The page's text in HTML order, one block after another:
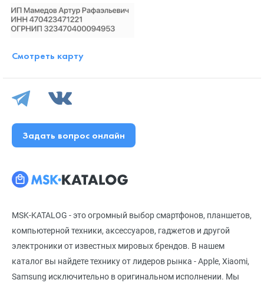
MSK-KATALOG - это огромный выбор смартфонов, планшетов,
компьютерной техники, аксессуаров, гаджетов и другой
электроники от известных мировых брендов. В нашем
каталог вы найдете технику от лидеров рынка - Apple, Xiaomi,
Samsung исключительно в оригинальном исполнении. Мы
Смотреть карту
Задать вопрос онлайн